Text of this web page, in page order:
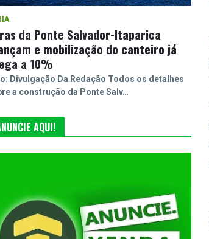
da Ponte Salvador-Itaparica
e mobilização do canteiro já
a 10%
Divulgação Da Redação Todos os detalhes
a construção da Ponte Salv…
AQUI!